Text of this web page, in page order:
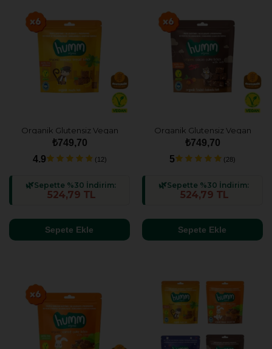
Organik Glutensiz Vegan
Muzlu Kek Atıştırmalık Paketi
- 6 adet
₺749,70
4.9
(12)
Sepette %30 İndirim:
524,79 TL
Sepete Ekle
Organik Glutensiz Vegan
Kakaolu ve Fındıklı Kek
Atıştırmalık Paketi - 6 adet
₺749,70
5
(28)
Sepette %30 İndirim:
524,79 TL
Sepete Ekle